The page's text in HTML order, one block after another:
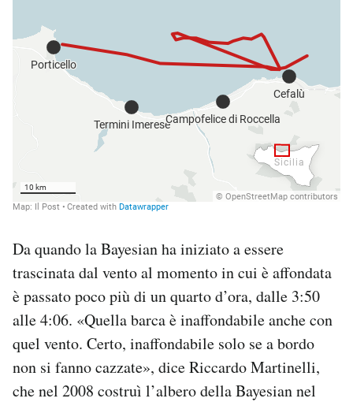
Da quando la Bayesian ha iniziato a essere
trascinata dal vento al momento in cui è affondata
è passato poco più di un quarto d’ora, dalle 3:50
alle 4:06. «Quella barca è inaffondabile anche con
quel vento. Certo, inaffondabile solo se a bordo
non si fanno cazzate», dice Riccardo Martinelli,
che nel 2008 costruì l’albero della Bayesian nel